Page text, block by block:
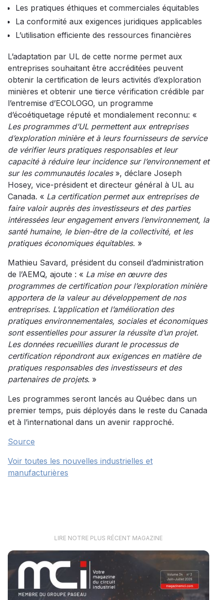
Les pratiques éthiques et commerciales équitables
La conformité aux exigences juridiques applicables
L’utilisation efficiente des ressources financières
L’adaptation par UL de cette norme permet aux
entreprises souhaitant être accréditées peuvent
obtenir la certification de leurs activités d’exploration
minières et obtenir une tierce vérification crédible par
l’entremise d’ECOLOGO, un programme
d’écoétiquetage réputé et mondialement reconnu: «
Les programmes d’UL permettent aux entreprises
d’exploration minière et à leurs fournisseurs de service
de vérifier leurs pratiques responsables et leur
capacité à réduire leur incidence sur l’environnement et
sur les communautés locales», déclare Joseph
Hosey, vice-président et directeur général à UL au
Canada. « La certification permet aux entreprises de
faire valoir auprès des investisseurs et des parties
intéressées leur engagement envers l’environnement, la
santé humaine, le bien-être de la collectivité, et les
pratiques économiques équitables. »
Mathieu Savard, président du conseil d’administration
de l’AEMQ, ajoute : « La mise en œuvre des
programmes de certification pour l’exploration minière
apportera de la valeur au développement de nos
entreprises. L’application et l’amélioration des
pratiques environnementales, sociales et économiques
sont essentielles pour assurer la réussite d’un projet.
Les données recueillies durant le processus de
certification répondront aux exigences en matière de
pratiques responsables des investisseurs et des
partenaires de projets. »
Les programmes seront lancés au Québec dans un
premier temps, puis déployés dans le reste du Canada
et à l’international dans un avenir rapproché.
Source
Voir toutes les nouvelles industrielles et
manufacturières
LIRE NOTRE PLUS RÉCENT MAGAZINE